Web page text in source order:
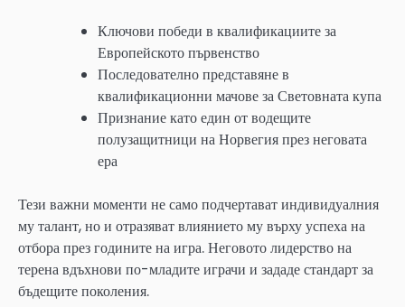
Ключови победи в квалификациите за
Европейското първенство
Последователно представяне в
квалификационни мачове за Световната купа
Признание като един от водещите
полузащитници на Норвегия през неговата
ера
Тези важни моменти не само подчертават индивидуалния
му талант, но и отразяват влиянието му върху успеха на
отбора през годините на игра. Неговото лидерство на
терена вдъхнови по-младите играчи и зададе стандарт за
бъдещите поколения.